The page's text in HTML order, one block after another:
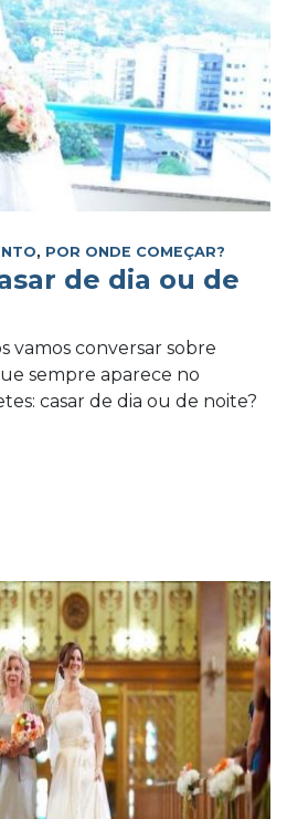
, POR ONDE COMEÇAR?
de dia ou de
vamos conversar sobre
sempre aparece no
casar de dia ou de noite?